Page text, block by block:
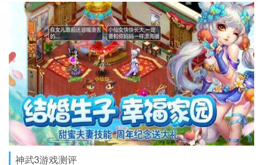
神武3游戏测评